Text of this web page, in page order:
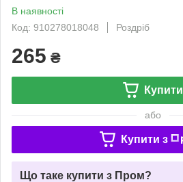
В наявності
Код: 910278018048
Роздріб
265 ₴
Купити
або
Купити з
Що таке купити з Пром?